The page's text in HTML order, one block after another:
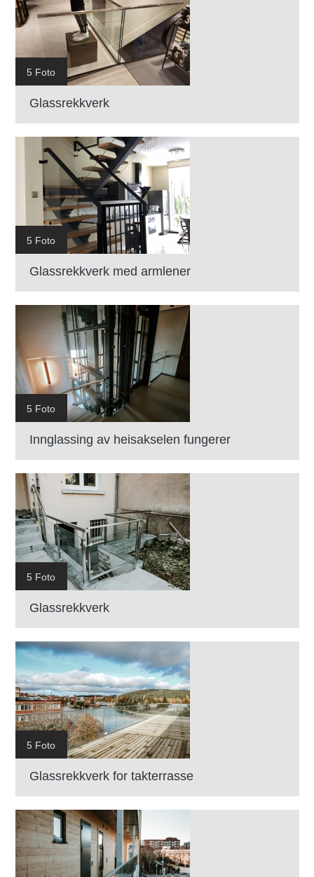
5 Foto
Glassrekkverk
5 Foto
Glassrekkverk med armlener
5 Foto
Innglassing av heisakselen fungerer
5 Foto
Glassrekkverk
5 Foto
Glassrekkverk for takterrasse